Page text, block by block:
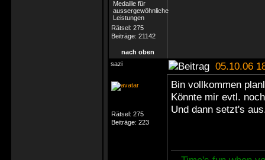
Rätsel: 275
Beiträge: 21142
nach oben
sazi
05.10.06
Rätsel: 275
Beiträge: 223
Bin vollkommen
Könnte mir evtl.
Und dann setzt's